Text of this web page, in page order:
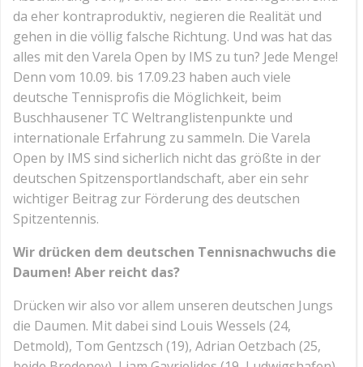
da eher kontraproduktiv, negieren die Realität und
gehen in die völlig falsche Richtung. Und was hat das
alles mit den Varela Open by IMS zu tun? Jede Menge!
Denn vom 10.09. bis 17.09.23 haben auch viele
deutsche Tennisprofis die Möglichkeit, beim
Buschhausener TC Weltranglistenpunkte und
internationale Erfahrung zu sammeln. Die Varela
Open by IMS sind sicherlich nicht das größte in der
deutschen Spitzensportlandschaft, aber ein sehr
wichtiger Beitrag zur Förderung des deutschen
Spitzentennis.
Wir drücken dem deutschen Tennisnachwuchs die
Daumen! Aber reicht das?
Drücken wir also vor allem unseren deutschen Jungs
die Daumen. Mit dabei sind Louis Wessels (24,
Detmold), Tom Gentzsch (19), Adrian Oetzbach (25,